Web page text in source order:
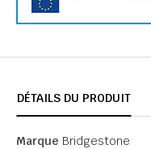
DÉTAILS DU PRODUIT
Marque Bridgestone